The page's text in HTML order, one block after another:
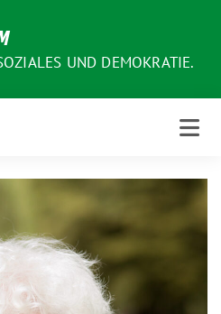
UND DEMOKRATIE.